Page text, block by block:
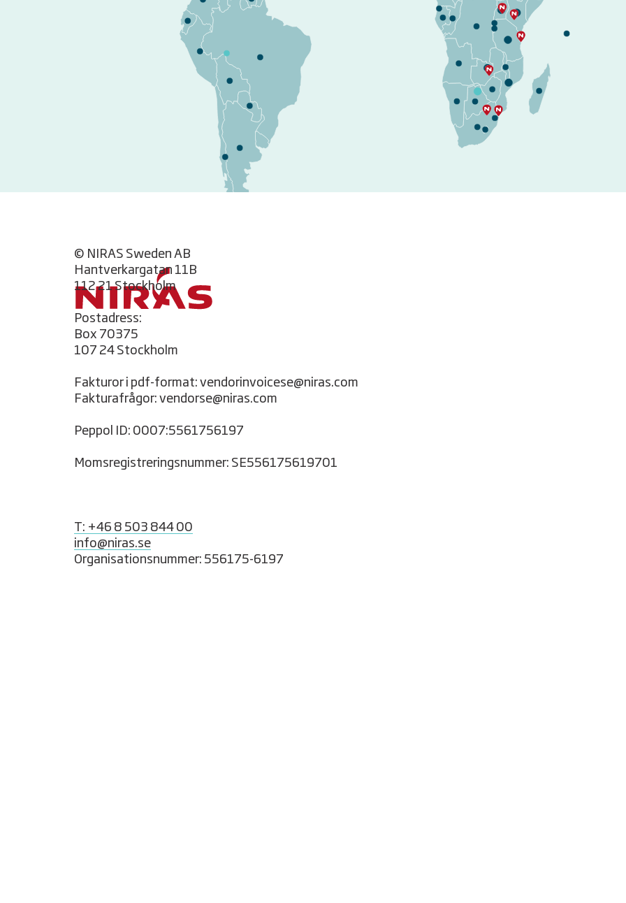
© NIRAS Sweden AB
Hantverkargatan 11B
112 21 Stockholm
Postadress:
Box 70375
107 24 Stockholm
Fakturor i pdf-format: vendorinvoicese@niras.com
Fakturafrågor: vendorse@niras.com
Peppol ID: 0007:5561756197
Momsregistreringsnummer: SE556175619701
T: +46 8 503 844 00
info@niras.se
Organisationsnummer: 556175-6197